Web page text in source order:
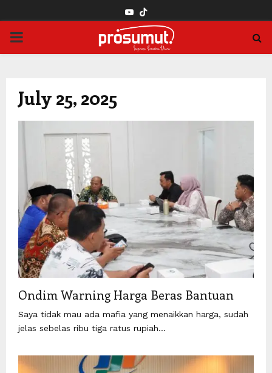
YOUTUBE
PRIMARY
July 25, 2025
Ondim Warning Harga Beras Bantuan
Saya tidak mau ada mafia yang menaikkan harga, sudah
jelas sebelas ribu tiga ratus rupiah...